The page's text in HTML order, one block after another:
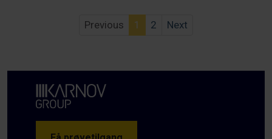
Previous 1 2 Next